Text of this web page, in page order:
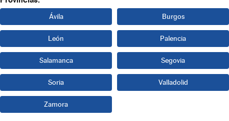
Ávila Burgos
León Palencia
Salamanca Segovia
Soria Valladolid
Zamora